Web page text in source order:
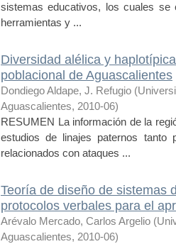
sistemas educativos, los cuales
herramientas y ...
Diversidad alélica y
poblacional de Aguascalientes
Dondiego Aldape, J. Refugio (
Aguascalientes, 2010-06)
RESUMEN La información de la
estudios de linajes paternos tanto
relacionados con ataques ...
Teoría de diseño de sistemas
protocolos verbales para el
Arévalo Mercado, Carlos Argelio (
Aguascalientes, 2010-06)